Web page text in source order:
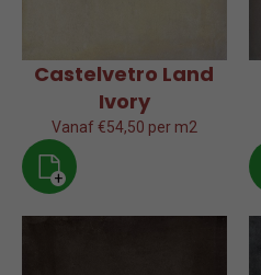
Castelvetro Land
Ivory
Vanaf €54,50 per m2
+